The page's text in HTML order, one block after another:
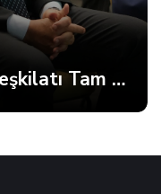
Anahtar Parti Kocaeli Teşkilatı Tam Kadro Toplandı